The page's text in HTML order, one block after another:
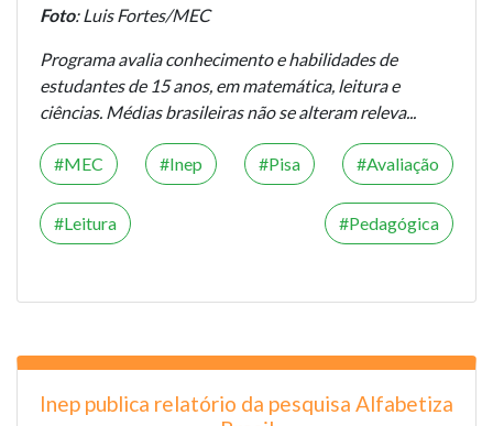
Foto: Luis Fortes/MEC
Programa avalia conhecimento e habilidades de
estudantes de 15 anos, em matemática, leitura e
ciências. Médias brasileiras não se alteram releva...
MEC Inep Pisa Avaliação
Leitura Pedagógica
Inep publica relatório da pesquisa Alfabetiza